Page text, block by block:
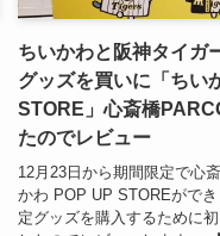
ちいかわと阪神タイガ
グッズを買いに「ちい
STORE」心斎橋
たのでレビュー
12月23日から期間限定で心
かわ POP UP STOREがで
定グッズを購入するために